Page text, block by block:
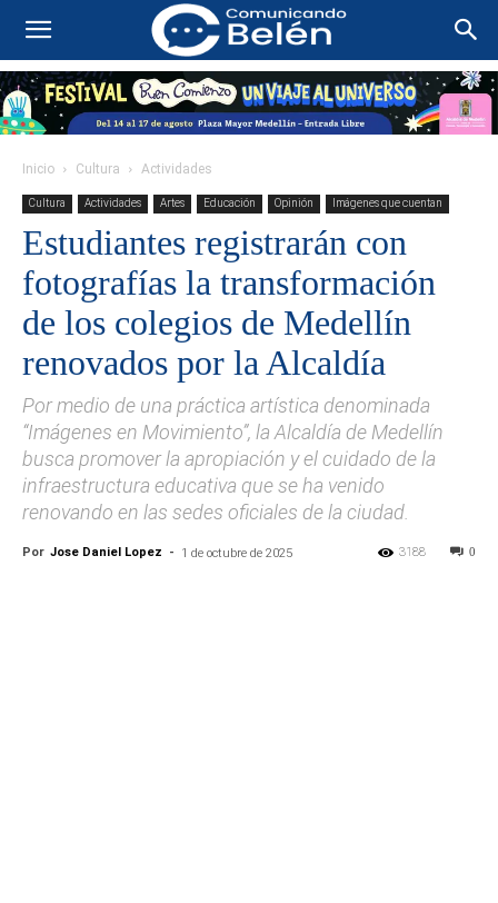
Inicio Cultura Actividades
Cultura Actividades Artes Educación Opinión Imágenes que cuentan
Estudiantes registrarán con
fotografías la transformación
de los colegios de Medellín
renovados por la Alcaldía
Por medio de una práctica artística denominada
“Imágenes en Movimiento”, la Alcaldía de Medellín
busca promover la apropiación y el cuidado de la
infraestructura educativa que se ha venido
renovando en las sedes oficiales de la ciudad.
Por Jose Daniel Lopez - 1 de octubre de 2025 0
3188